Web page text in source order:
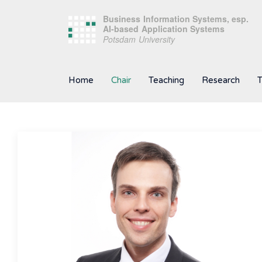
Home Chair Teaching Research